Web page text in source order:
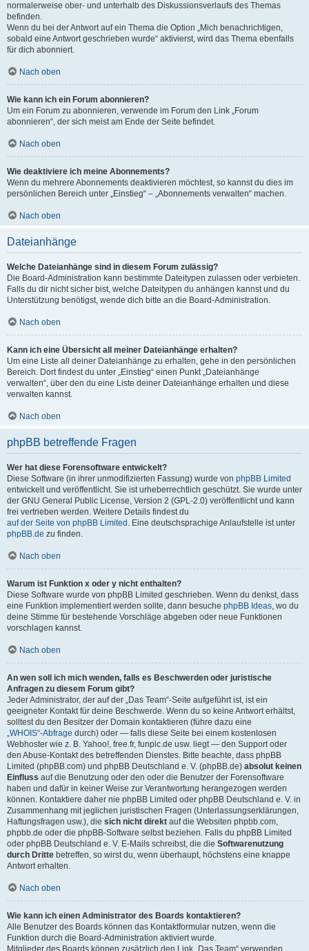
normalerweise ober- und unterhalb des Diskussionsverlaufs des Themas
befinden.
Wenn du bei der Antwort auf ein Thema die Option „Mich benachrichtigen,
sobald eine Antwort geschrieben wurde“ aktivierst, wird das Thema ebenfalls
für dich abonniert.
Nach oben
Wie kann ich ein Forum abonnieren?
Um ein Forum zu abonnieren, verwende im Forum den Link „Forum
abonnieren“, der sich meist am Ende der Seite befindet.
Nach oben
Wie deaktiviere ich meine Abonnements?
Wenn du mehrere Abonnements deaktivieren möchtest, so kannst du dies im
persönlichen Bereich unter „Einstieg“ – „Abonnements verwalten“ machen.
Nach oben
Dateianhänge
Welche Dateianhänge sind in diesem Forum zulässig?
Die Board-Administration kann bestimmte Dateitypen zulassen oder verbieten.
Falls du dir nicht sicher bist, welche Dateitypen du anhängen kannst und du
Unterstützung benötigst, wende dich bitte an die Board-Administration.
Nach oben
Kann ich eine Übersicht all meiner Dateianhänge erhalten?
Um eine Liste all deiner Dateianhänge zu erhalten, gehe in den persönlichen
Bereich. Dort findest du unter „Einstieg“ einen Punkt „Dateianhänge
verwalten“, über den du eine Liste deiner Dateianhänge erhalten und diese
verwalten kannst.
Nach oben
phpBB betreffende Fragen
Wer hat diese Forensoftware entwickelt?
Diese Software (in ihrer unmodifizierten Fassung) wurde von phpBB Limited
entwickelt und veröffentlicht. Sie ist urheberrechtlich geschützt. Sie wurde unter
der GNU General Public License, Version 2 (GPL-2.0) veröffentlicht und kann
frei vertrieben werden. Weitere Details findest du
auf der Seite von phpBB Limited . Eine deutschsprachige Anlaufstelle ist unter
phpBB.de zu finden.
Nach oben
Warum ist Funktion x oder y nicht enthalten?
Diese Software wurde von phpBB Limited geschrieben. Wenn du denkst, dass
eine Funktion implementiert werden sollte, dann besuche phpBB Ideas, wo du
deine Stimme für bestehende Vorschläge abgeben oder neue Funktionen
vorschlagen kannst.
Nach oben
An wen soll ich mich wenden, falls es Beschwerden oder juristische
Anfragen zu diesem Forum gibt?
Jeder Administrator, der auf der „Das Team“-Seite aufgeführt ist, ist ein
geeigneter Kontakt für deine Beschwerde. Wenn du so keine Antwort erhältst,
solltest du den Besitzer der Domain kontaktieren (führe dazu eine
„WHOIS“-Abfrage durch) oder — falls diese Seite bei einem kostenlosen
Webhoster wie z. B. Yahoo!, free.fr, funpic.de usw. liegt — den Support oder
den Abuse-Kontakt des betreffenden Dienstes. Bitte beachte, dass phpBB
Limited (phpBB.com) und phpBB Deutschland e. V. (phpBB.de) absolut keinen
Einfluss auf die Benutzung oder den oder die Benutzer der Forensoftware
haben und dafür in keiner Weise zur Verantwortung herangezogen werden
können. Kontaktiere daher nie phpBB Limited oder phpBB Deutschland e. V. in
Zusammenhang mit jeglichen juristischen Fragen (Unterlassungserklärungen,
Haftungsfragen usw.), die sich nicht direkt auf die Websiten phpbb.com,
phpbb.de oder die phpBB-Software selbst beziehen. Falls du phpBB Limited
oder phpBB Deutschland e. V. E-Mails schreibst, die die Softwarenutzung
durch Dritte betreffen, so wirst du, wenn überhaupt, höchstens eine knappe
Antwort erhalten.
Nach oben
Wie kann ich einen Administrator des Boards kontaktieren?
Alle Benutzer des Boards können das Kontaktformular nutzen, wenn die
Funktion durch die Board-Administration aktiviert wurde.
Mitglieder des Boards können zusätzlich den Link „Das Team“ verwenden.